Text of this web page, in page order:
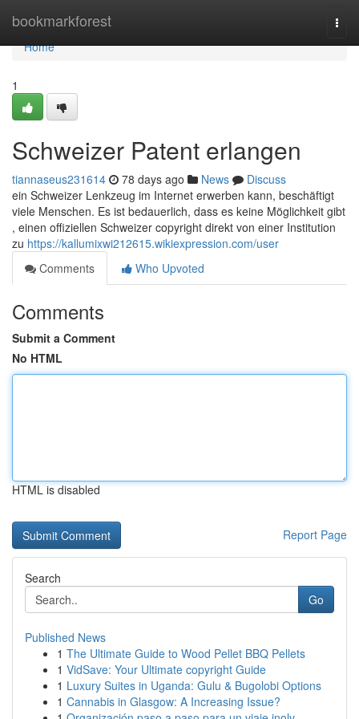
bookmarkforest
Home
Home
1
Schweizer Patent erlangen
tiannaseus231614 78 days ago News
Discuss
ein Schweizer Lenkzeug im Internet erwerben kann, beschäftigt
viele Menschen. Es ist bedauerlich, dass es keine Möglichkeit gibt
, einen offiziellen Schweizer copyright direkt von einer Institution
zu https://kallumixwi212615.wikiexpression.com/user
Comments
Who Upvoted
Comments
Submit a Comment
No HTML
HTML is disabled
Report Page
Search
Go
Published News
1 The Ultimate Guide to Wood Pellet BBQ Pellets
1 VidSave: Your Ultimate copyright Guide
1 Luxury Suites in Uganda: Gulu & Bugolobi Options
1 Cannabis in Glasgow: A Increasing Issue?